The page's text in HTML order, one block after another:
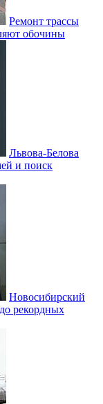
Ремонт трассы
обочины
Львова-Белова
и поиск
Новосибирский
рекордных